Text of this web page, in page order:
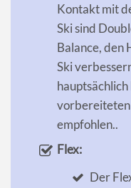
Kontakt mit
Ski sind
Balance, den
Ski
vorbereiteten
empfohlen..
Flex:
Der